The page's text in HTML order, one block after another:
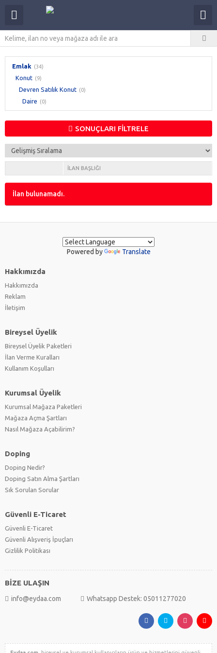
Emlak (34)
Konut (9)
Devren Satılık Konut (0)
Daire (0)
SONUÇLARI FİLTRELE
İLAN BAŞLIĞI
İlan bulunamadı.
Powered by Translate
Hakkımızda
Hakkımızda
Reklam
İletişim
Bireysel Üyelik
Bireysel Üyelik Paketleri
İlan Verme Kuralları
Kullanım Koşulları
Kurumsal Üyelik
Kurumsal Mağaza Paketleri
Mağaza Açma Şartları
Nasıl Mağaza Açabilirim?
Doping
Doping Nedir?
Doping Satın Alma Şartları
Sık Sorulan Sorular
Güvenli E-Ticaret
Güvenli E-Ticaret
Güvenli Alışveriş İpuçları
Gizlilik Politikası
BİZE ULAŞIN
info@eydaa.com Whatsapp Destek: 05011277020